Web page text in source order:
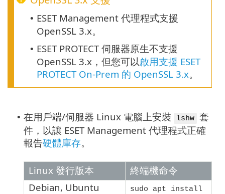
• ESET Management 代理程式支援
OpenSSL 3.x。
• ESET PROTECT 伺服器原生不支援
OpenSSL 3.x，但您可以啟用支援 ESET
PROTECT On-Prem 的 OpenSSL 3.x。
• 在用戶端/伺服器 Linux 電腦上安裝 lshw
套
件，以讓 ESET Management 代理程式正確
報告硬體庫存。
Linux 發行版本
終端機命令
Debian, Ubuntu
sudo apt install